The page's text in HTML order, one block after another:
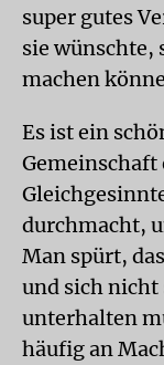
super gutes
sie wünschte,
machen
Es ist ein
durchmacht,
Man spürt,
und sich
unterhalten
häufig an